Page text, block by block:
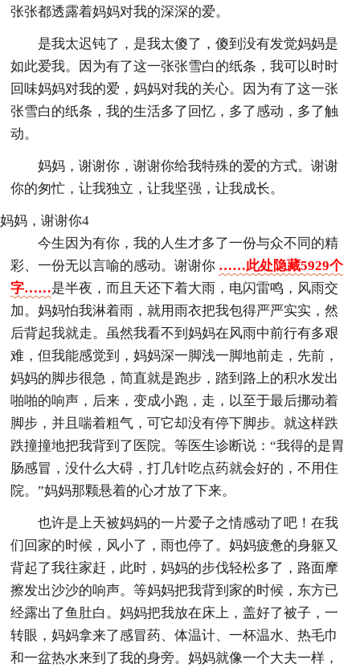
张张都透露着妈妈对我的深深的爱。
是我太迟钝了，是我太傻了，傻到没有发觉妈妈是
如此爱我。因为有了这一张张雪白的纸条，我可以时时
回味妈妈对我的爱，妈妈对我的关心。因为有了这一张
张雪白的纸条，我的生活多了回忆，多了感动，多了触
动。
妈妈，谢谢你，谢谢你给我特殊的爱的方式。谢谢
你的匆忙，让我独立，让我坚强，让我成长。
妈妈，谢谢你4
今生因为有你，我的人生才多了一份与众不同的精
彩、一份无以言喻的感动。谢谢你 ……此处隐藏5929个
字……是半夜，而且天还下着大雨，电闪雷鸣，风雨交
加。妈妈怕我淋着雨，就用雨衣把我包得严严实实，然
后背起我就走。虽然我看不到妈妈在风雨中前行有多艰
难，但我能感觉到，妈妈深一脚浅一脚地前走，先前，
妈妈的脚步很急，简直就是跑步，踏到路上的积水发出
啪啪的响声，后来，变成小跑，走，以至于最后挪动着
脚步，并且喘着粗气，可它却没有停下脚步。就这样跌
跌撞撞地把我背到了医院。等医生诊断说：“我得的是胃
肠感冒，没什么大碍，打几针吃点药就会好的，不用住
院。”妈妈那颗悬着的心才放了下来。
也许是上天被妈妈的一片爱子之情感动了吧！在我
们回家的时候，风小了，雨也停了。妈妈疲惫的身躯又
背起了我往家赶，此时，妈妈的步伐轻松多了，路面摩
擦发出沙沙的响声。等妈妈把我背到家的时候，东方已
经露出了鱼肚白。妈妈把我放在床上，盖好了被子，一
转眼，妈妈拿来了感冒药、体温计、一杯温水、热毛巾
和一盆热水来到了我的身旁。妈妈就像一个大夫一样，